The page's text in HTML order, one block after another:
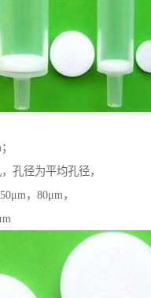
孔径为平均孔径，
，80μm，